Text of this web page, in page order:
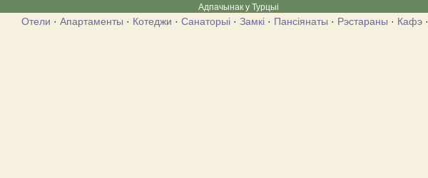
Адпачынак у Турцыі
Отели · Апартаменты · Котеджи · Санаторыі· Замкі· Пансіянаты · Рэстараны · Кафэ·